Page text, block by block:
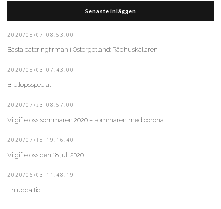
Senaste inläggen
2020/08/07 08:53:00
Bästa cateringfirman i Östergötland: Rådhuskällaren
2020/08/03 07:43:00
Bröllopsspecial
2020/07/23 08:57:00
Vi gifte oss sommaren 2020 – sommaren med corona
2020/07/18 19:16:40
Vi gifte oss den 18 juli 2020
2020/06/03 11:48:19
En udda tid